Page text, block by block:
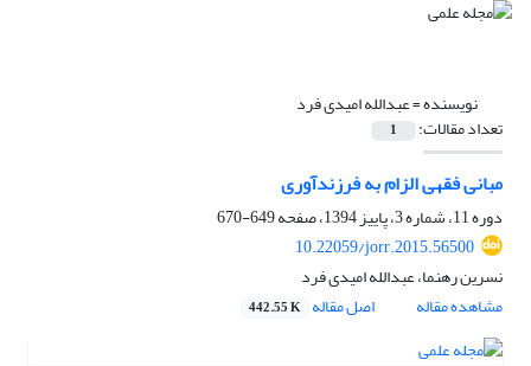
نویسنده =عبدالله امیدی فرد
تعداد مقالات: 1
مبانی فقهی الزام به فرزندآوری
دوره 11، شماره 3، پاییز 1394، صفحه
649-670
10.22059/jorr.2015.56500
نسرین رهنما، عبدالله امیدی فرد
مشاهده مقاله
اصل مقاله 442.55 K